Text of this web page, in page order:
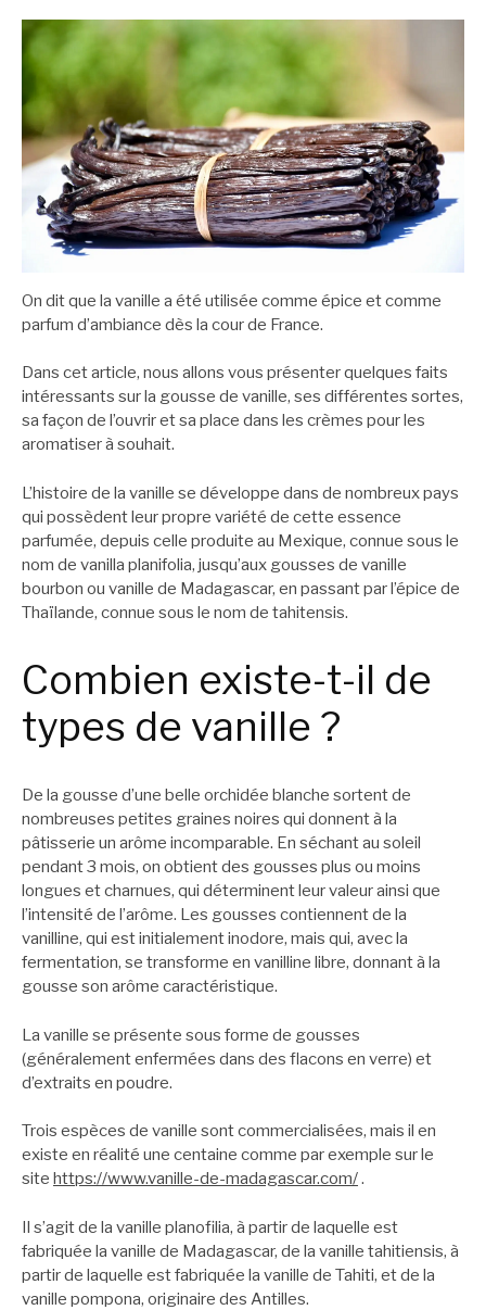
On dit que la vanille a été utilisée comme épice et comme
parfum d’ambiance dès la cour de France.
Dans cet article, nous allons vous présenter quelques faits
intéressants sur la gousse de vanille, ses différentes sortes,
sa façon de l’ouvrir et sa place dans les crèmes pour les
aromatiser à souhait.
L’histoire de la vanille se développe dans de nombreux pays
qui possèdent leur propre variété de cette essence
parfumée, depuis celle produite au Mexique, connue sous le
nom de vanilla planifolia, jusqu’aux gousses de vanille
bourbon ou vanille de Madagascar, en passant par l’épice de
Thaïlande, connue sous le nom de tahitensis.
Combien existe-t-il de
types de vanille ?
De la gousse d’une belle orchidée blanche sortent de
nombreuses petites graines noires qui donnent à la
pâtisserie un arôme incomparable. En séchant au soleil
pendant 3 mois, on obtient des gousses plus ou moins
longues et charnues, qui déterminent leur valeur ainsi que
l’intensité de l’arôme. Les gousses contiennent de la
vanilline, qui est initialement inodore, mais qui, avec la
fermentation, se transforme en vanilline libre, donnant à la
gousse son arôme caractéristique.
La vanille se présente sous forme de gousses
(généralement enfermées dans des flacons en verre) et
d’extraits en poudre.
Trois espèces de vanille sont commercialisées, mais il en
existe en réalité une centaine comme par exemple sur le
site https://www.vanille-de-madagascar.com/.
Il s’agit de la vanille planofilia, à partir de laquelle est
fabriquée la vanille de Madagascar, de la vanille tahitiensis, à
partir de laquelle est fabriquée la vanille de Tahiti, et de la
vanille pompona, originaire des Antilles.